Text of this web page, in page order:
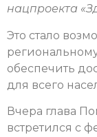
нацпроекта
Это стало
обеспечить
для всего
Вчера глава
встретился с